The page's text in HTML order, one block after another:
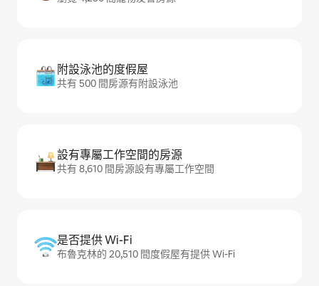
附設泳池的度假屋
共有 500 間房源有附設泳池
設有專屬工作空間的房源
共有 8,610 間房源設有專屬工作空間
是否提供 Wi-Fi
布魯克林的 20,510 間度假屋有提供 Wi-Fi